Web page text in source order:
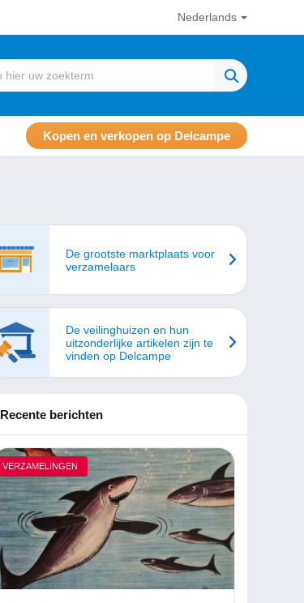
Nederlands
Kopen en verkopen op Delcampe
De grootste marktplaats voor
verzamelaars
De veilinghuizen en hun
uitzonderlijke artikelen zijn te
vinden op Delcampe
Recente berichten
VERZAMELINGEN